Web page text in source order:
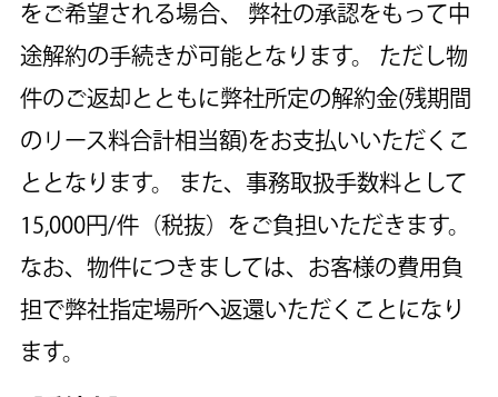
をご希望される場合、
弊社の承認をもって中
途解約の手続きが可能となります。
ただし物
件のご返却とともに弊社所定の解約金(残期間
のリース料合計相当額)をお支払いいただくこ
ととなります。
また、事務取扱手数料として
15,000円/件（税抜）をご負担いただきます。
なお、物件につきましては、お客様の費用負
担で弊社指定場所へ返還いただくことになり
ます。